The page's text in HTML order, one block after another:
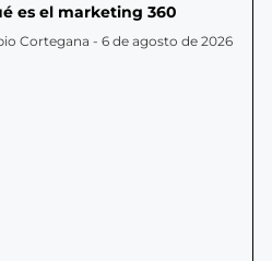
es el marketing 360
Cortegana 6 de agosto de 2026